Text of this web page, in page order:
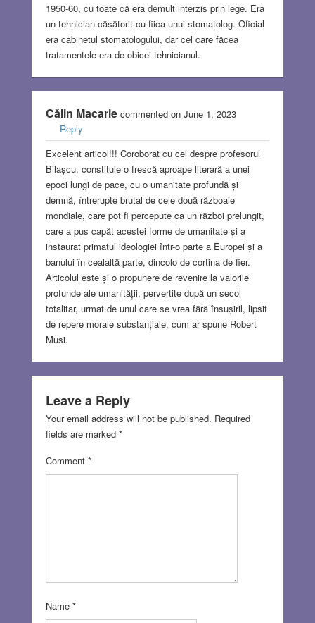
1950-60, cu toate că era demult interzis prin lege. Era
un tehnician căsătorit cu fiica unui stomatolog. Oficial
era cabinetul stomatologului, dar cel care făcea
tratamentele era de obicei tehnicianul.
Călin Macariecommented on June 1, 2023
Reply
Excelent articol!!! Coroborat cu cel despre profesorul
Bilașcu, constituie o frescă aproape literară a unei
epoci lungi de pace, cu o umanitate profundă și
demnă, întrerupte brutal de cele două războaie
mondiale, care pot fi percepute ca un război prelungit,
care a pus capăt acestei forme de umanitate și a
instaurat primatul ideologiei într-o parte a Europei și a
banului în cealaltă parte, dincolo de cortina de fier.
Articolul este și o propunere de revenire la valorile
profunde ale umanității, pervertite după un secol
totalitar, urmat de unul care se vrea fără însușiril, lipsit
de repere morale substanțiale, cum ar spune Robert
Musi.
Leave a Reply
Your email address will not be published. Required
fields are marked *
Comment *
Name *